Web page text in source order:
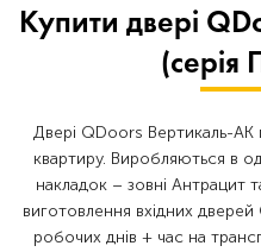
Купити двері
(серія
Двері QDoors Вертикаль-АК
квартиру. Виробляються в
накладок – зовні Антрацит
виготовлення вхідних
робочих днів + час на